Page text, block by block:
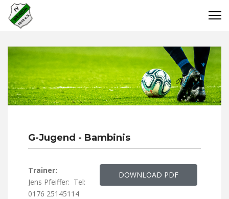
G-Jugend - Bambinis
DOWNLOAD PDF
Trainer:
Jens Pfeiffer: Tel:
0176 25145114